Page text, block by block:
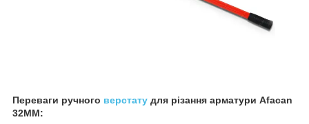
Переваги ручного верстату для різання арматури Afacan
32MM: